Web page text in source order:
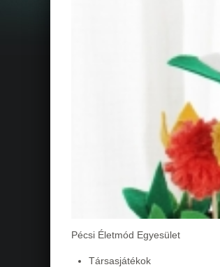
Pécsi Életmód Egyesület
Társasjátékok